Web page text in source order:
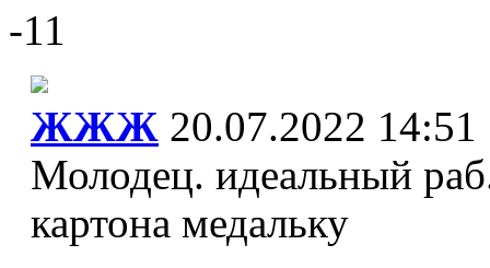
-11
ЖЖЖ 20.07.2022 14:51
Молодец. идеальный
картона медальку